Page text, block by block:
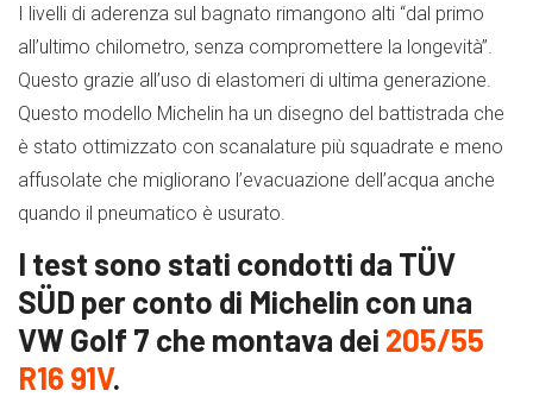
I livelli di aderenza sul bagnato rimangono alti “dal primo
all’ultimo chilometro, senza compromettere la longevità”.
Questo grazie all’uso di elastomeri di ultima generazione.
Questo modello Michelin ha un disegno del battistrada che
è stato ottimizzato con scanalature più squadrate e meno
affusolate che migliorano l’evacuazione dell’acqua anche
quando il pneumatico è usurato.
I test sono stati condotti da TÜV
SÜD per conto di Michelin con una
VW Golf 7 che montava dei 205/55
R16 91V.